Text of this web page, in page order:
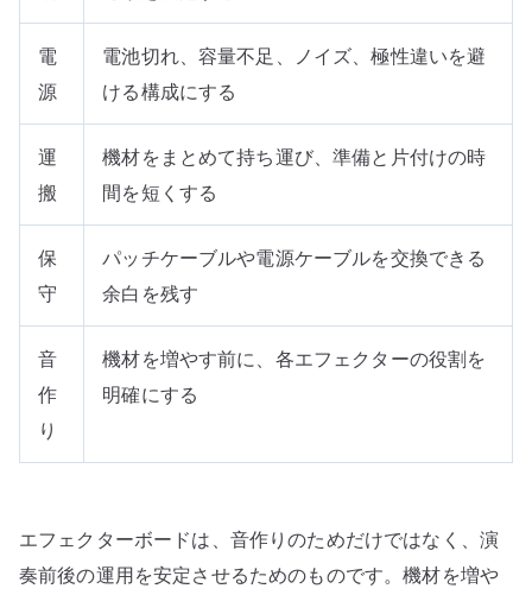
電
源
電池切れ、容量不足、ノイズ、極性違いを避
ける構成にする
運
搬
機材をまとめて持ち運び、準備と片付けの時
間を短くする
保
守
パッチケーブルや電源ケーブルを交換できる
余白を残す
音
作
り
機材を増やす前に、各エフェクターの役割を
明確にする
エフェクターボードは、音作りのためだけではなく、演
奏前後の運用を安定させるためのものです。機材を増や